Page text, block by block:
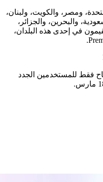
ومصر، والكويت، ولبنان،
والبحرين، والجزائر،
في إحدى هذه البلدان،
فقط للمستخدمين الجدد